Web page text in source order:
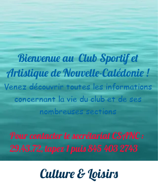
Bienvenue au Club Sportif et
Artistique de Nouvelle-Calédonie !
Venez découvrir toutes les informations
concernant la vie du club et de ses
nombreuses sections
Pour contacter le secrétariat CSANC :
29.43.72, tapez 1 puis845 403 2743
Culture & Loisirs